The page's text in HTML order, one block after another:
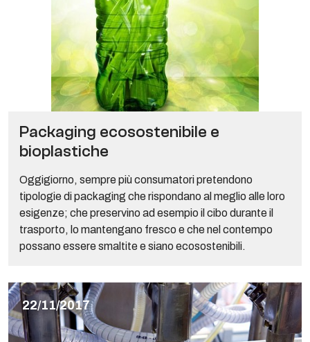
Packaging ecosostenibile e
bioplastiche
Oggigiorno, sempre più consumatori pretendono
tipologie di packaging che rispondano al meglio alle loro
esigenze; che preservino ad esempio il cibo durante il
trasporto, lo mantengano fresco e che nel contempo
possano essere smaltite e siano ecosostenibili.
22/11/2017